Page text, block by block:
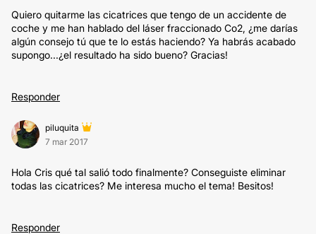
Quiero quitarme las cicatrices que tengo de un accidente de
coche y me han hablado del láser fraccionado Co2, ¿me darías
algún consejo tú que te lo estás haciendo? Ya habrás acabado
supongo...¿el resultado ha sido bueno? Gracias!
Responder
piluquita
7 mar 2017
Hola Cris qué tal salió todo finalmente? Conseguiste eliminar
todas las cicatrices? Me interesa mucho el tema! Besitos!
Responder